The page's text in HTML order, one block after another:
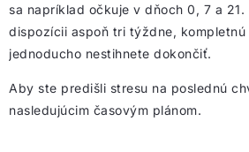
sa napríklad očkuje v dňoch 0, 7 a 21.
dispozícii aspoň tri týždne,
jednoducho nestihnete dokončiť.
Aby ste predišli stresu na poslednú
nasledujúcim časovým plánom.